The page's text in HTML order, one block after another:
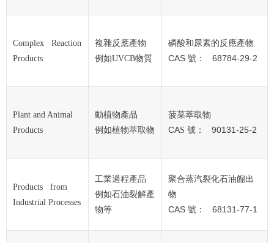
Complex Reaction
Products
複雜反應產物
例如UVCB物質
磷酸和尿素的反應產物
CAS 號： 68784-29-2
Plant and Animal
Products
動植物產品
例如植物萃取物
菠菜萃取物
CAS 號： 90131-25-2
Products from
Industrial Processes
工業過程產品
例如石油裂解產
物等
聚合蒸汽裂化石油餾出
物
CAS 號： 68131-77-1